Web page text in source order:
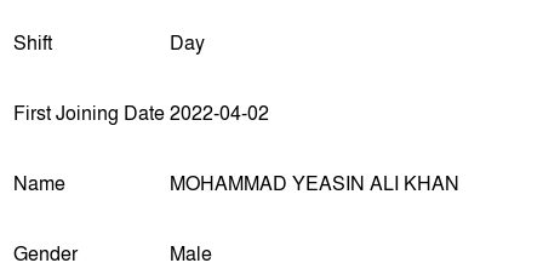
Shift Day
First Joining Date2022-04-02
Name MOHAMMAD YEASIN ALI KHAN
Gender Male